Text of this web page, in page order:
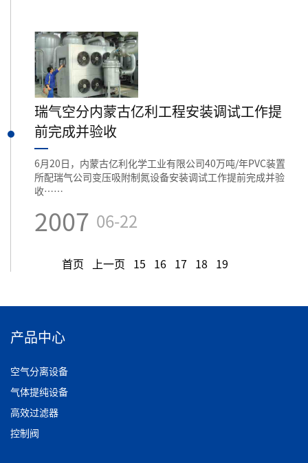
瑞气空分内蒙古亿利工程安装调试工作提
前完成并验收
6月20日，内蒙古亿利化学工业有限公司40万吨/年PVC装置
所配瑞气公司变压吸附制氮设备安装调试工作提前完成并验
收……
2007 06-22
首页 上一页 15 16 17 18 19
产品中心
空气分离设备
气体提纯设备
高效过滤器
控制阀